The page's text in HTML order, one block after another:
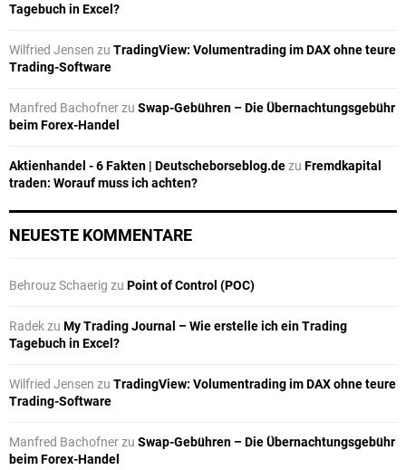
Tagebuch in Excel?
Wilfried Jensen zu TradingView: Volumentrading im DAX ohne teure
Trading-Software
Manfred Bachofnerzu Swap-Gebühren – Die Übernachtungsgebühr
beim Forex-Handel
Aktienhandel - 6 Fakten | Deutscheborseblog.dezu Fremdkapital
traden: Worauf muss ich achten?
NEUESTE KOMMENTARE
Behrouz Schaerig zu Point of Control (POC)
Radekzu My Trading Journal – Wie erstelle ich ein Trading
Tagebuch in Excel?
Wilfried Jensen zu TradingView: Volumentrading im DAX ohne teure
Trading-Software
Manfred Bachofnerzu Swap-Gebühren – Die Übernachtungsgebühr
beim Forex-Handel